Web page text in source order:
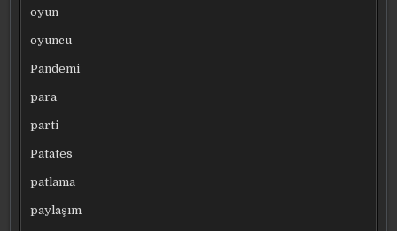
oyun
oyuncu
Pandemi
para
parti
Patates
patlama
paylaşım